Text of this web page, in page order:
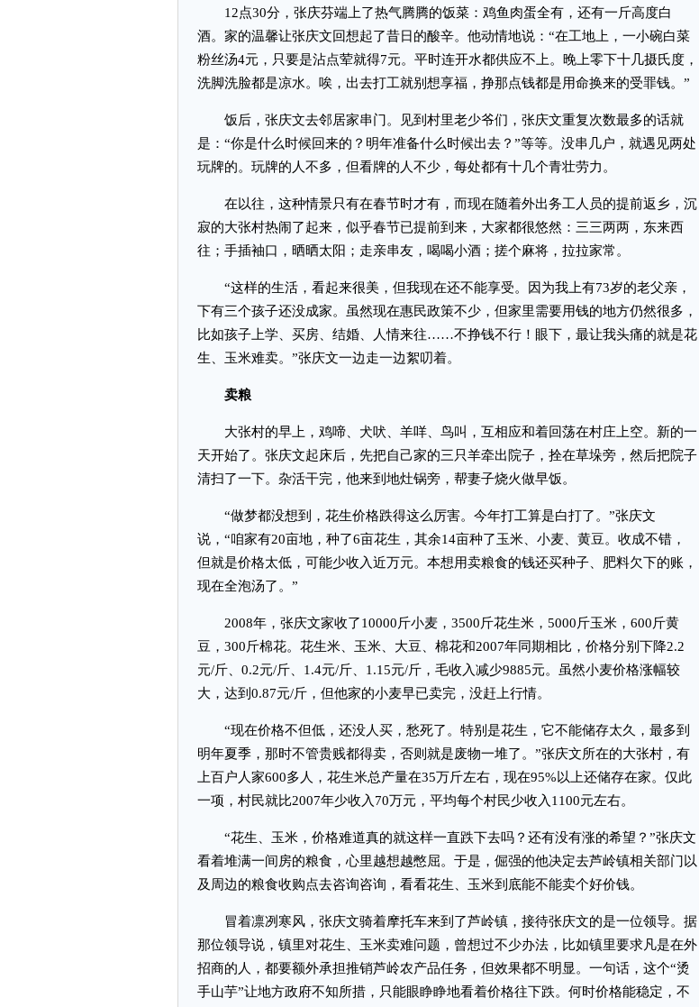
12点30分，张庆芬端上了热气腾腾的饭菜：鸡鱼肉蛋全有，还有一斤高度白
酒。家的温馨让张庆文回想起了昔日的酸辛。他动情地说：“在工地上，一小碗白菜
粉丝汤4元，只要是沾点荤就得7元。平时连开水都供应不上。晚上零下十几摄氏度，
洗脚洗脸都是凉水。唉，出去打工就别想享福，挣那点钱都是用命换来的受罪钱。”
饭后，张庆文去邻居家串门。见到村里老少爷们，张庆文重复次数最多的话就
是：“你是什么时候回来的？明年准备什么时候出去？”等等。没串几户，就遇见两处
玩牌的。玩牌的人不多，但看牌的人不少，每处都有十几个青壮劳力。
在以往，这种情景只有在春节时才有，而现在随着外出务工人员的提前返乡，沉
寂的大张村热闹了起来，似乎春节已提前到来，大家都很悠然：三三两两，东来西
往；手插袖口，晒晒太阳；走亲串友，喝喝小酒；搓个麻将，拉拉家常。
“这样的生活，看起来很美，但我现在还不能享受。因为我上有73岁的老父亲，
下有三个孩子还没成家。虽然现在惠民政策不少，但家里需要用钱的地方仍然很多，
比如孩子上学、买房、结婚、人情来往……不挣钱不行！眼下，最让我头痛的就是花
生、玉米难卖。”张庆文一边走一边絮叨着。
卖粮
大张村的早上，鸡啼、犬吠、羊咩、鸟叫，互相应和着回荡在村庄上空。新的一
天开始了。张庆文起床后，先把自己家的三只羊牵出院子，拴在草垛旁，然后把院子
清扫了一下。杂活干完，他来到地灶锅旁，帮妻子烧火做早饭。
“做梦都没想到，花生价格跌得这么厉害。今年打工算是白打了。”张庆文
说，“咱家有20亩地，种了6亩花生，其余14亩种了玉米、小麦、黄豆。收成不错，
但就是价格太低，可能少收入近万元。本想用卖粮食的钱还买种子、肥料欠下的账，
现在全泡汤了。”
2008年，张庆文家收了10000斤小麦，3500斤花生米，5000斤玉米，600斤黄
豆，300斤棉花。花生米、玉米、大豆、棉花和2007年同期相比，价格分别下降2.2
元/斤、0.2元/斤、1.4元/斤、1.15元/斤，毛收入减少9885元。虽然小麦价格涨幅较
大，达到0.87元/斤，但他家的小麦早已卖完，没赶上行情。
“现在价格不但低，还没人买，愁死了。特别是花生，它不能储存太久，最多到
明年夏季，那时不管贵贱都得卖，否则就是废物一堆了。”张庆文所在的大张村，有
上百户人家600多人，花生米总产量在35万斤左右，现在95%以上还储存在家。仅此
一项，村民就比2007年少收入70万元，平均每个村民少收入1100元左右。
“花生、玉米，价格难道真的就这样一直跌下去吗？还有没有涨的希望？”张庆文
看着堆满一间房的粮食，心里越想越憋屈。于是，倔强的他决定去芦岭镇相关部门以
及周边的粮食收购点去咨询咨询，看看花生、玉米到底能不能卖个好价钱。
冒着凛冽寒风，张庆文骑着摩托车来到了芦岭镇，接待张庆文的是一位领导。据
那位领导说，镇里对花生、玉米卖难问题，曾想过不少办法，比如镇里要求凡是在外
招商的人，都要额外承担推销芦岭农产品任务，但效果都不明显。一句话，这个“烫
手山芋”让地方政府不知所措，只能眼睁睁地看着价格往下跌。何时价格能稳定，不